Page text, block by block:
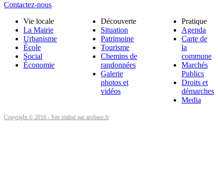
Contactez-nous
Vie locale
La Mairie
Urbanisme
École
Social
Économie
Découverte
Situation
Patrimoine
Tourisme
Chemins de
randonnées
Galerie
photos et
vidéos
Pratique
Agenda
Carte de
la
commune
Marchés
Publics
Droits et
démarches
Media
Copyright © 2016 - Site réalisé par arobase.fr